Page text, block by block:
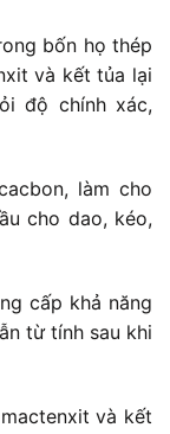
bốn họ thép
và kết tủa lại
độ chính xác,
làm cho
cho dao, kéo,
cấp khả năng
từ tính sau khi
và kết